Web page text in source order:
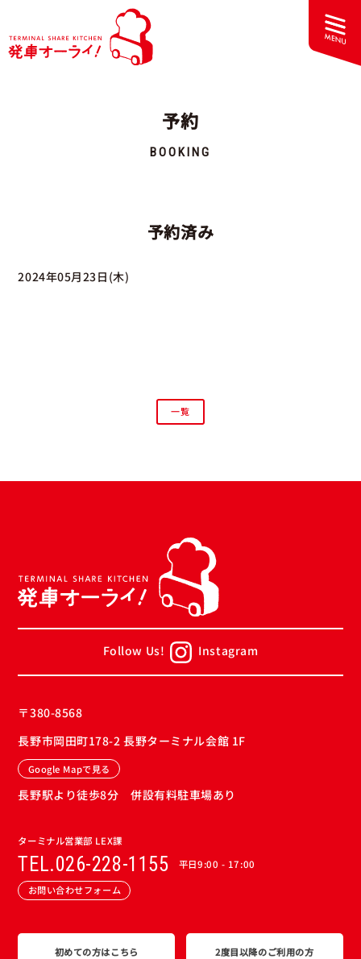
予約
BOOKING
予約済み
2024年05月23日(木)
一覧
Follow Us! Instagram
〒380-8568
長野市岡田町178-2 長野ターミナル会館 1F
Google Mapで見る
長野駅より徒歩8分 併設有料駐車場あり
ターミナル営業部 LEX課
TEL.026-228-1155 平日9:00 - 17:00
お問い合わせフォーム
初めての方はこちら 2度目以降のご利用の方